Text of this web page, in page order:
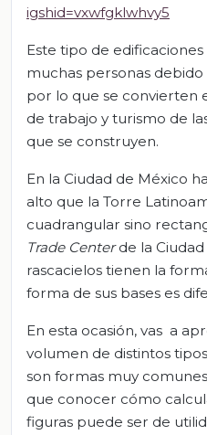
igshid=vxwfgklwhvy5
Este tipo de
muchas personas
por lo que se convierten
de trabajo y turismo de
que se construyen.
En la Ciudad de México
alto que la Torre
cuadrangular sino
Trade Centerde la
rascacielos tienen la
forma de sus bases es
En esta ocasión, vas a
volumen de distintos
son formas muy
que conocer cómo
figuras puede ser de